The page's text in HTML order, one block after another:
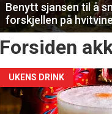
Benytt sjansen til å
forskjellen på
Forsiden
UKENS DRINK